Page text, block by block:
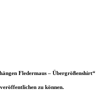
Fledermaus – Übergrößenshirt“
zu können.